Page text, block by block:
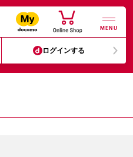
MENU
ログインする